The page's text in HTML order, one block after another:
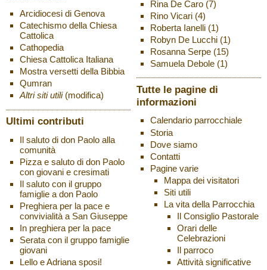
Arcidiocesi di Genova
Catechismo della Chiesa
Cattolica
Cathopedia
Chiesa Cattolica Italiana
Mostra versetti della Bibbia
Qumran
Altri siti utili (modifica)
Ultimi contributi
Il saluto di don Paolo alla
comunità
Pizza e saluto di don Paolo
con giovani e cresimati
Il saluto con il gruppo
famiglie a don Paolo
Preghiera per la pace e
convivialità a San Giuseppe
In preghiera per la pace
Serata con il gruppo famiglie
giovani
Lello e Adriana sposi!
Rina De Caro(7)
Rino Vicari(4)
Roberta Ianelli(1)
Robyn De Lucchi(1)
Rosanna Serpe(15)
Samuela Debole(1)
Tutte le pagine di
informazioni
Calendario parrocchiale
Storia
Dove siamo
Contatti
Pagine varie
Mappa dei visitatori
Siti utili
La vita della Parrocchia
Il Consiglio Pastorale
Orari delle
Celebrazioni
Il parroco
Attività significative